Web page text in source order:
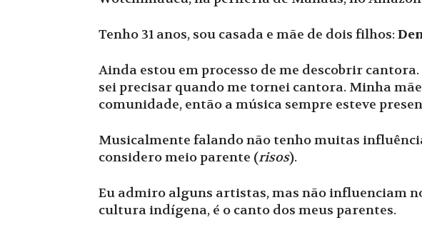
Tenho 31 anos, sou casada e mãe de dois filhos:
Ainda estou em processo de me descobrir
sei precisar quando me tornei cantora. Minha
comunidade, então a música sempre esteve
Musicalmente falando não tenho muitas
considero meio parente (risos).
Eu admiro alguns artistas, mas não influenciam
cultura indígena, é o canto dos meus parentes.